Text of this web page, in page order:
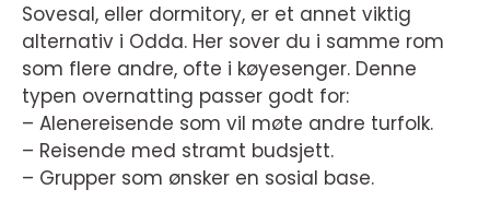
Sovesal, eller dormitory, er et annet viktig
alternativ i Odda. Her sover du i samme rom
som flere andre, ofte i køyesenger. Denne
typen overnatting passer godt for:
– Alenereisende som vil møte andre turfolk.
– Reisende med stramt budsjett.
– Grupper som ønsker en sosial base.